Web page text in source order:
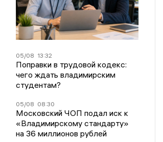
05/08 13:32
Поправки в трудовой кодекс:
чего ждать владимирским
студентам?
05/08 08:30
Московский ЧОП подал иск к
«Владимирскому стандарту»
на 36 миллионов рублей